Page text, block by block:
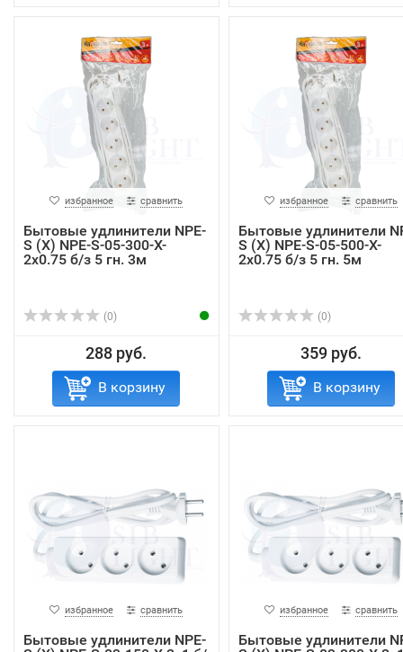
избранное сравнить
Бытовые удлинители NPE-
S (X) NPE-S-05-300-X-
2x0.75 б/з 5 гн. 3м
(0)
288 руб.
В корзину
избранное сравнить
Бытовые удлинители
S (X) NPE-S-05-500-X-
2x0.75 б/з 5 гн. 5м
(0)
359 руб.
В корзину
избранное сравнить
Бытовые удлинители NPE-
избранное сравнить
Бытовые удлинители